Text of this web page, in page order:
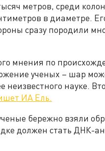
метров, среди
в диаметре.
сразу породили
мнения по
ученых – шар
неизвестного науке.
ИА Ель.
бережно взяли
должен стать ДНК-